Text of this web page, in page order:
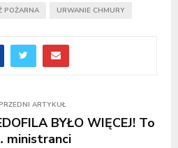
POŻARNA URWANIE CHMURY
ARTYKUŁ
BYŁO WIĘCEJ! To
ministranci